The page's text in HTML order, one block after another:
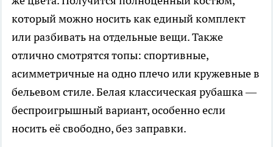
который можно носить как единый комплект
или разбивать на отдельные вещи. Также
отлично смотрятся топы: спортивные,
асимметричные на одно плечо или кружевные в
бельевом стиле. Белая классическая рубашка —
беспроигрышный вариант, особенно если
носить её свободно, без заправки.